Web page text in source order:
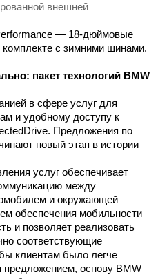
внешней
— 18-дюймовые
с зимними шинами.
пакет технологий BMW
в сфере услуг для
и удобному доступу к
Предложения по
новый этап в истории
услуг обеспечивает
между
и окружающей
обеспечения мобильности
и позволяет реализовать
соответствующие
клиентам было легче
основу BMW